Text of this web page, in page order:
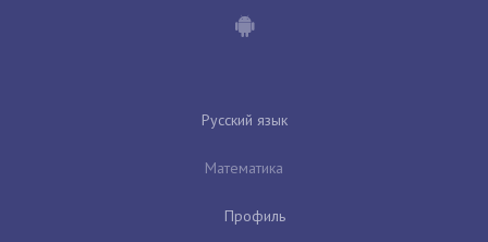
Русский язык
Математика
Профиль